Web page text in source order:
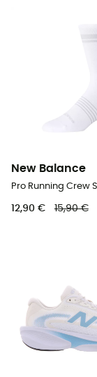
New Balance
12,90 € 15,90 €